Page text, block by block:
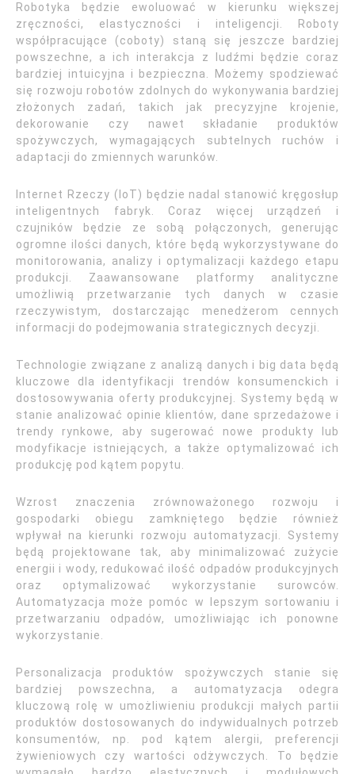
Robotyka będzie ewoluować w kierunku większej
zręczności, elastyczności i inteligencji. Roboty
współpracujące (coboty) staną się jeszcze bardziej
powszechne, a ich interakcja z ludźmi będzie coraz
bardziej intuicyjna i bezpieczna. Możemy spodziewać
się rozwoju robotów zdolnych do wykonywania bardziej
złożonych zadań, takich jak precyzyjne krojenie,
dekorowanie czy nawet składanie produktów
spożywczych, wymagających subtelnych ruchów i
adaptacji do zmiennych warunków.
Internet Rzeczy (IoT) będzie nadal stanowić kręgosłup
inteligentnych fabryk. Coraz więcej urządzeń i
czujników będzie ze sobą połączonych, generując
ogromne ilości danych, które będą wykorzystywane do
monitorowania, analizy i optymalizacji każdego etapu
produkcji. Zaawansowane platformy analityczne
umożliwią przetwarzanie tych danych w czasie
rzeczywistym, dostarczając menedżerom cennych
informacji do podejmowania strategicznych decyzji.
Technologie związane z analizą danych i big data będą
kluczowe dla identyfikacji trendów konsumenckich i
dostosowywania oferty produkcyjnej. Systemy będą w
stanie analizować opinie klientów, dane sprzedażowe i
trendy rynkowe, aby sugerować nowe produkty lub
modyfikacje istniejących, a także optymalizować ich
produkcję pod kątem popytu.
Wzrost znaczenia zrównoważonego rozwoju i
gospodarki obiegu zamkniętego będzie również
wpływał na kierunki rozwoju automatyzacji. Systemy
będą projektowane tak, aby minimalizować zużycie
energii i wody, redukować ilość odpadów produkcyjnych
oraz optymalizować wykorzystanie surowców.
Automatyzacja może pomóc w lepszym sortowaniu i
przetwarzaniu odpadów, umożliwiając ich ponowne
wykorzystanie.
Personalizacja produktów spożywczych stanie się
bardziej powszechna, a automatyzacja odegra
kluczową rolę w umożliwieniu produkcji małych partii
produktów dostosowanych do indywidualnych potrzeb
konsumentów, np. pod kątem alergii, preferencji
żywieniowych czy wartości odżywczych. To będzie